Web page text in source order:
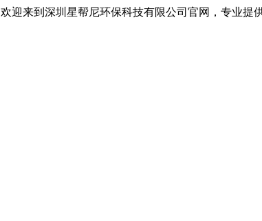
欢迎来到深圳星帮尼环保科技有限公司官网，专业提